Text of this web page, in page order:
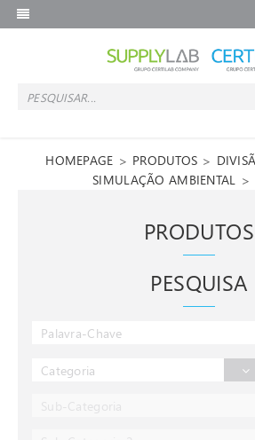
HOMEPAGE > PRODUTOS >
SIMULAÇÃO AMBIENTAL >
PRODUTOS
PESQUISA
Categoria